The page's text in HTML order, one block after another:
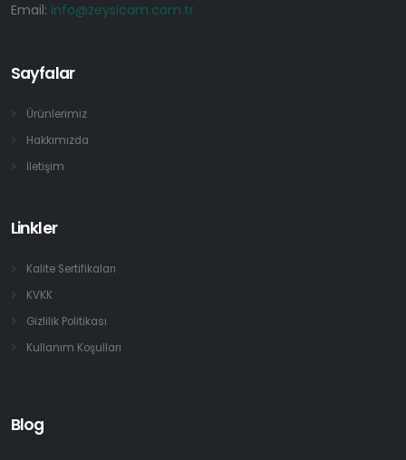
Email: info@zeysicam.com.tr
Sayfalar
Ürünlerimiz
Hakkımızda
İletişim
Linkler
Kalite Sertifikaları
KVKK
Gizlilik Politikası
Kullanım Koşulları
Blog